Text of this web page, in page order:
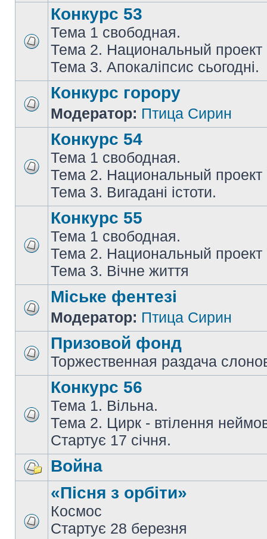
Конкурс 53
Тема 1 свободная.
Тема 2. Национальный проект
Тема 3. Апокаліпсис сьогодні.
Конкурс горору
Модератор: Птица Сирин
Конкурс 54
Тема 1 свободная.
Тема 2. Национальный проект
Тема 3. Вигадані істоти.
Конкурс 55
Тема 1 свободная.
Тема 2. Национальный проект
Тема 3. Вічне життя
Міське фентезі
Модератор: Птица Сирин
Призовой фонд
Торжественная раздача
Конкурс 56
Тема 1. Вільна.
Тема 2. Цирк - втілення
Стартує 17 січня.
Война
«Пісня з орбіти»
Космос
Стартує 28 березня